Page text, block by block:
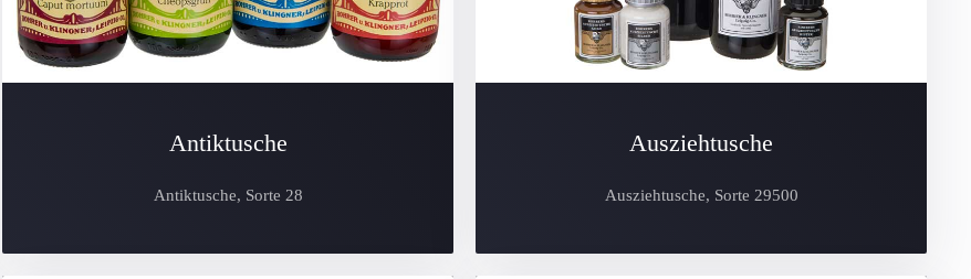
Antiktusche
Antiktusche, Sorte 28
Ausziehtusche
Ausziehtusche, Sorte 29500